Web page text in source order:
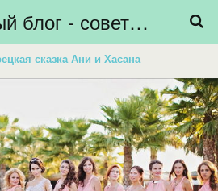
Свадебный блог - советы невестам, подготовка к свадьбе - HiBride
сказка Ани и Хасана